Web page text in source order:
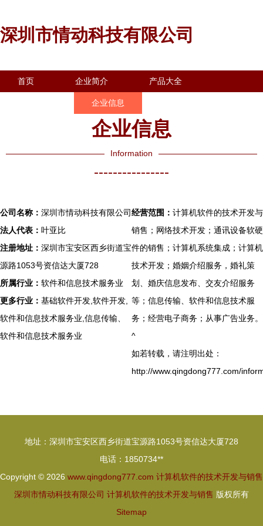
深圳市情动科技有限公司
首页 企业简介 产品大全
企业信息
企业信息
Information
----------------
公司名称： 深圳市情动科技有限公司
法人代表： 叶亚比
注册地址： 深圳市宝安区西乡街道宝
源路1053号资信达大厦728
所属行业： 软件和信息技术服务业
更多行业： 基础软件开发,软件开发,
软件和信息技术服务业,信息传输、
软件和信息技术服务业
经营范围： 计算机软件的技术开发与
销售；网络技术开发；通讯设备软硬
件的销售；计算机系统集成；计算机
技术开发；婚姻介绍服务，婚礼策
划、婚庆信息发布、交友介绍服务
等；信息传输、软件和信息技术服
务；经营电子商务；从事广告业务。
^
如若转载，请注明出处：
http://www.qingdong777.com/
地址：深圳市宝安区西乡街道宝源路1053号资信达大厦728
电话：1850734**
Copyright © 2026 www.qingdong777.com 计算机软件的技术开发与销售
深圳市情动科技有限公司 计算机软件的技术开发与销售 版权所有
Sitemap